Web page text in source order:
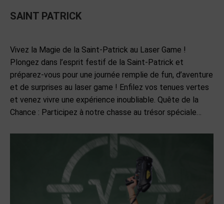
SAINT PATRICK
Vivez la Magie de la Saint-Patrick au Laser Game !
Plongez dans l’esprit festif de la Saint-Patrick et
préparez-vous pour une journée remplie de fun, d’aventure
et de surprises au laser game ! Enfilez vos tenues vertes
et venez vivre une expérience inoubliable. Quête de la
Chance : Participez à notre chasse au trésor spéciale…